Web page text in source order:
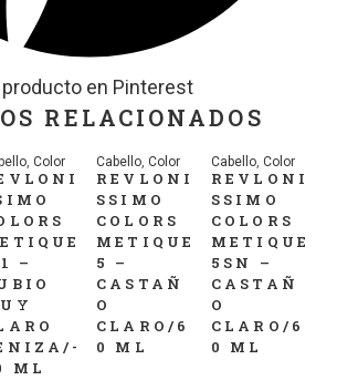
en Pinterest
RELACIONADOS
,Color
–
ML
Cabello,Color
REVLONI
SSIMO
COLORS
METIQUE
5 –
CASTAÑ
O
CLARO/6
0 ML
Cabello,Color
REVLONI
SSIMO
COLORS
METIQUE
5SN –
CASTAÑ
O
CLARO/6
0 ML